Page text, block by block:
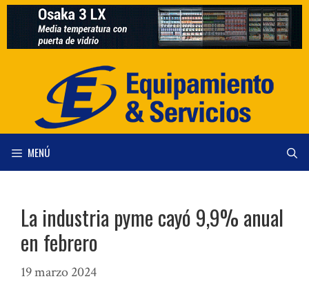
Saltar
contenido
MENÚ
La industria pyme cayó 9,9% anual
en febrero
19 marzo 2024